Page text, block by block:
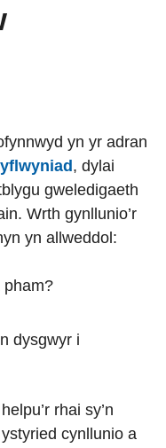
yn yr adran
, dylai
gweledigaeth
Wrth gynllunio’r
yn allweddol:
pham?
dysgwyr i
rhai sy’n
cynllunio a